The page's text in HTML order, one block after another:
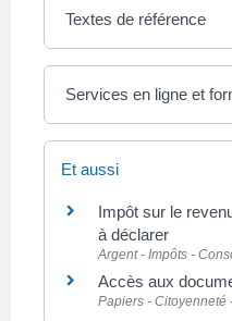
Textes de référence
Services en ligne et
Et aussi
Impôt sur le
à déclarer
Argent - Impôts -
Accès aux
Papiers - Citoyenneté